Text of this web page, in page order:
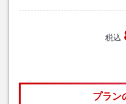
税込
プラン